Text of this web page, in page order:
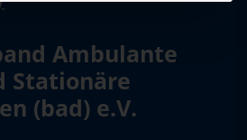
Ambulante
Stationäre
(bad) e.V.